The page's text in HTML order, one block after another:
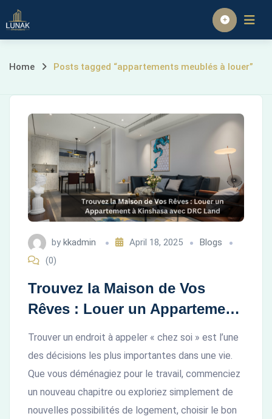
Skip
to
Homepage
Posts
tagged
“appartements
meublés
louer”
Home Posts tagged “appartements meublés à louer”
by kkadmin April 18, 2025
Blogs
(0)
Trouvez la Maison de Vos
Rêves : Louer un Appartement
à Kinshasa avec DRC Land
Trouver un endroit à appeler « chez soi » est l’une
des décisions les plus importantes dans une vie.
Que vous déménagiez pour le travail, commenciez
un nouveau chapitre ou exploriez simplement de
nouvelles possibilités de logement, choisir le bon